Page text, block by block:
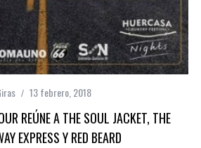
13 febrero, 2018
REÚNE A THE SOUL JACKET, THE
EXPRESS Y RED BEARD